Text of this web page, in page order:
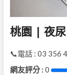
桃園 | 夜
📞電話 : 03 356
網友評分 : 0